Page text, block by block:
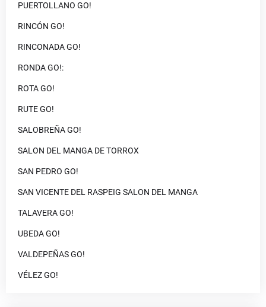
PUERTOLLANO GO!
RINCÓN GO!
RINCONADA GO!
RONDA GO!:
ROTA GO!
RUTE GO!
SALOBREÑA GO!
SALON DEL MANGA DE TORROX
SAN PEDRO GO!
SAN VICENTE DEL RASPEIG SALON DEL MANGA
TALAVERA GO!
UBEDA GO!
VALDEPEÑAS GO!
VÉLEZ GO!